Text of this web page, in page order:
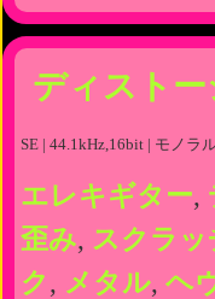
ディスト
SE | 44.1kHz,16bit | モノラ
エレキギター,
歪み, スクラ
ク , メタル, ヘ